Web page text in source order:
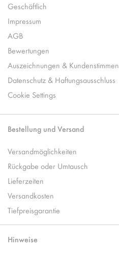
Geschäftlich
Impressum
AGB
Bewertungen
Auszeichnungen & Kundenstimmen
Datenschutz & Haftungsausschluss
Cookie Settings
Bestellung und Versand
Versandmöglichkeiten
Rückgabe oder Umtausch
Lieferzeiten
Versandkosten
Tiefpreisgarantie
Hinweise